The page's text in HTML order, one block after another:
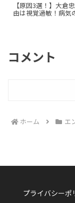
【原因3選！】大倉
由は視覚過敏！病気
コメント
ホーム エ
プライバシーポ